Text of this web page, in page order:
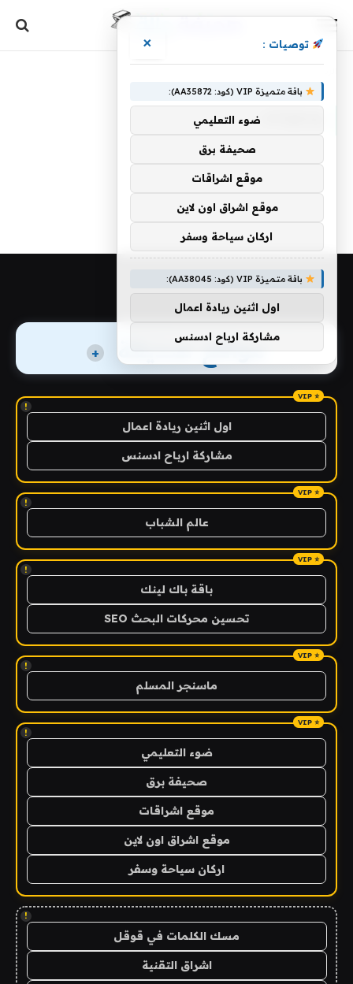
مواقع صديقة +
!
اول اثنين ريادة اعمال
مشاركة ارباح ادسنس
!
عالم الشباب
!
باقة باك لينك
تحسين محركات البحث SEO
!
ماسنجر المسلم
!
ضوء التعليمي
صحيفة برق
موقع اشراقات
موقع اشراق اون لاين
اركان سياحة وسفر
!
مسك الكلمات في قوقل
اشراق التقنية
توصيات : ×
باقة متميزة VIP (كود: AA35872):
ضوء التعليمي
صحيفة برق
موقع اشراقات
موقع اشراق اون لاين
اركان سياحة وسفر
باقة متميزة VIP (كود: AA38045):
اول اثنين ريادة اعمال
مشاركة ارباح ادسنس